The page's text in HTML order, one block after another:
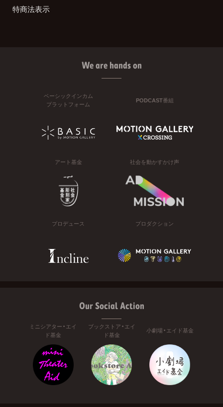
特商法表示
We are hands on
ベーシックインカム
プラットフォーム
PODCAST番組
アート基金 社会を動かすかけ声
プロデュース プロダクション
Our Social Action
ミニシアター・エイ
ド基金
ブックストア・エイ
ド基金
小劇場・エイド基金